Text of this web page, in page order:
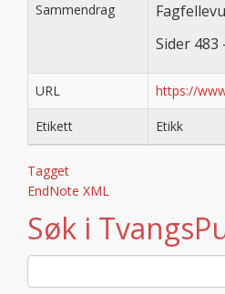
Sammendrag
Sider 483
URL https://
Etikett Etikk
Tagget
EndNote XML
Søk i